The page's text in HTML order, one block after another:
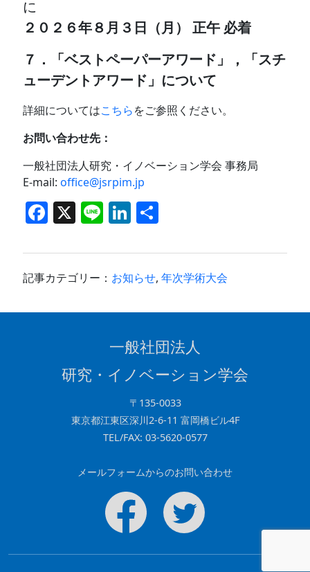
に
２０２６年８月３日（月） 正午 必着
７．「ベストペーパーアワード」，「スチ
ューデントアワード」について
詳細についてはこちらをご参照ください。
お問い合わせ先：
一般社団法人研究・イノベーション学会 事務局
E-mail:office@jsrpim.jp
F
c
e
X Li
e
Li
k
e
記事カテゴリー： お知らせ,年次学術大会
一般社団法人
研究・イノベーション学会
〒135-0033
東京都江東区深川2-6-11 富岡橋ビル4F
TEL/FAX: 03-5620-0577
メールフォームからのお問い合わせ